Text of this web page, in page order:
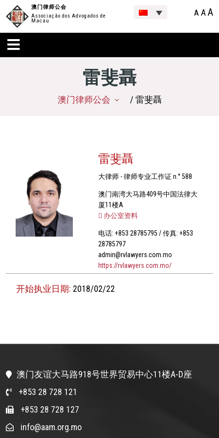
澳门律师公会
Associação dos Advogados de
Macau
A AA
雷斐聶
澳门律师公会 / 雷斐聶
雷斐聶
大律师 - 律师专业工作证 n.° 588
澳门南湾大马路409号中国法律大
厦11楼A
办公室资料
电话: +853 28785795 / 传真: +853
28785797
admin@rvlawyers.com.mo
https://rvlawyers.com.mo/
开始执业日期: 2018/02/22
澳门友谊大马路918号世界贸易中心11楼A-D座
+853 28 728 121
+853 28 728 127
info@aam.org.mo